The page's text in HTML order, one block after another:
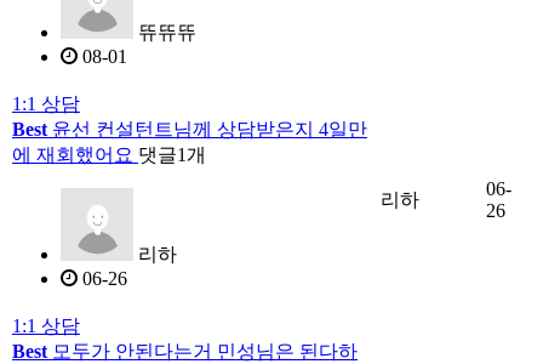
뜌뜌뜌
08-01
1:1 상담
Best 윤선 컨설턴트님께 상담받은지 4일만
에 재회했어요 댓글1개
리하
06-26
리하
06-
26
1:1 상담
Best 모두가 안된다는거 민성님은 된다하